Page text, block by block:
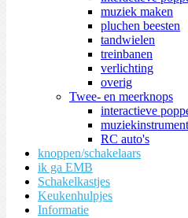
muziek maken
pluchen beesten
tandwielen
treinbanen
verlichting
overig
Twee- en meerknops
interactieve
RC auto's
knoppen/schakelaars
ik ga EMB
Schakelkastjes
Keukenhulpjes
Informatie